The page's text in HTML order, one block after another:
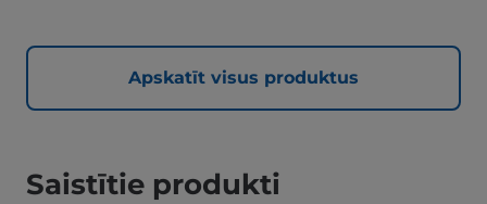
Apskatīt visus produktus
Saistītie produkti